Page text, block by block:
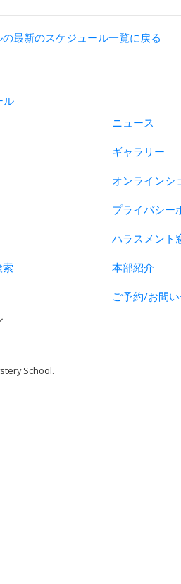
最新のスケジュール一覧に戻る
索
ニュース
ギャラリー
オンラインシ
プライバシー
ハラスメント
本部紹介
ご予約/お問
School.